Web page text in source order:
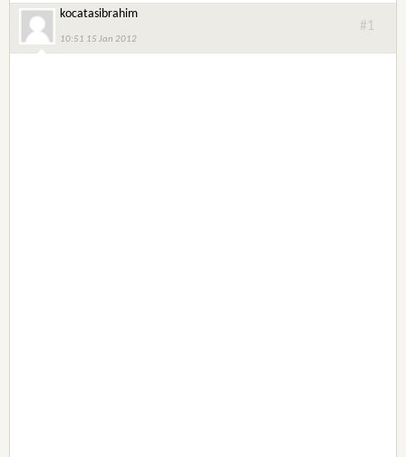
kocatasibrahim
10:51 15 Jan 2012
#1